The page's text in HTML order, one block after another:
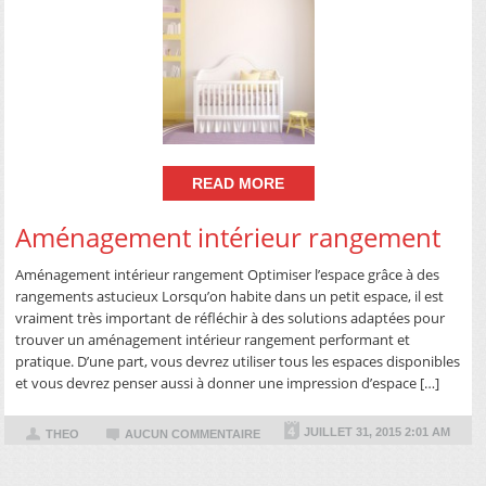
READ MORE
Aménagement intérieur rangement
Aménagement intérieur rangement Optimiser l’espace grâce à des
rangements astucieux Lorsqu’on habite dans un petit espace, il est
vraiment très important de réfléchir à des solutions adaptées pour
trouver un aménagement intérieur rangement performant et
pratique. D’une part, vous devrez utiliser tous les espaces disponibles
et vous devrez penser aussi à donner une impression d’espace […]
THEO AUCUN COMMENTAIRE JUILLET 31, 2015 2:01 AM